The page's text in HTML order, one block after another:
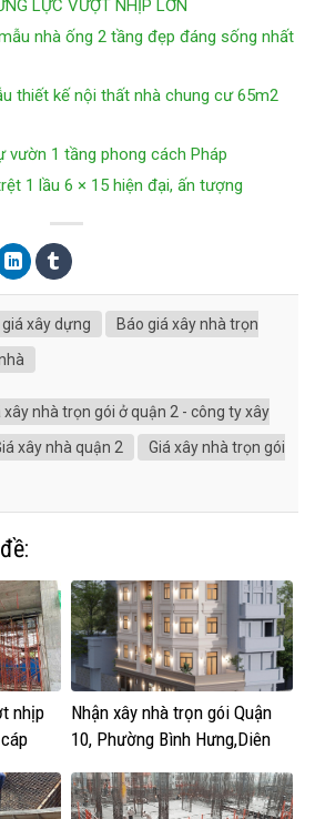
LỰC VƯỢT NHỊP LỚN
nhà ống 2 tầng đẹp đáng sống nhất
thiết kế nội thất nhà chung cư 65m2
vườn 1 tầng phong cách Pháp
1 lầu 6 × 15 hiện đại, ấn tượng
giá xây dựng
Báo giá xây nhà trọn
xây nhà trọn gói ở quận 2 - công ty xây
xây nhà quận 2
Giá xây nhà trọn gói
nhịp
Nhận xây nhà trọn gói Quận
10, Phường Bình Hưng,Diên